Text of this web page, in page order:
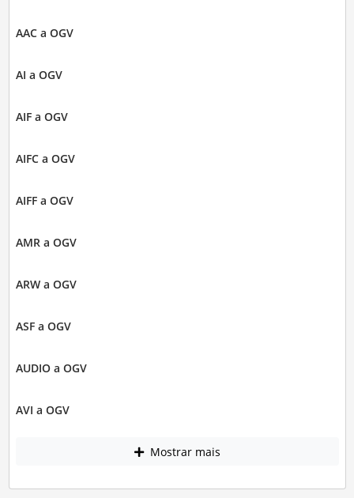
AAC a OGV
AI a OGV
AIF a OGV
AIFC a OGV
AIFF a OGV
AMR a OGV
ARW a OGV
ASF a OGV
AUDIO a OGV
AVI a OGV
Mostrar mais